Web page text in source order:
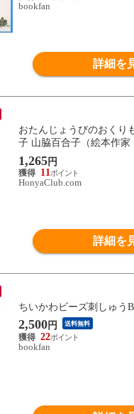
bookfan
詳細を
おたんじょうびのおくり
子 山脇百合子（絵本作家
1,265円
11
HonyaClub.com
詳細を
ちいかわビーズ刺しゅう
2,500円 送料無料
22
bookfan